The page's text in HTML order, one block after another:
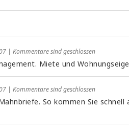
| Kommentare sind geschlossen
Miete und
| Kommentare sind geschlossen
So kommen Sie schnell